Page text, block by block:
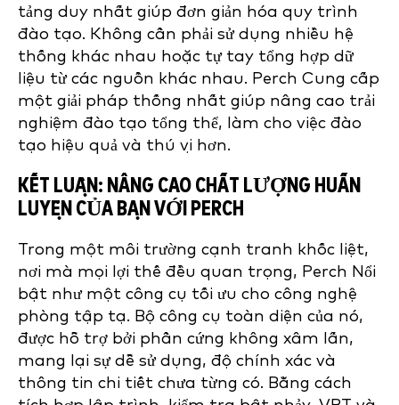
tảng duy nhất giúp đơn giản hóa quy trình
đào tạo. Không cần phải sử dụng nhiều hệ
thống khác nhau hoặc tự tay tổng hợp dữ
liệu từ các nguồn khác nhau. Perch Cung cấp
một giải pháp thống nhất giúp nâng cao trải
nghiệm đào tạo tổng thể, làm cho việc đào
tạo hiệu quả và thú vị hơn.
KẾT LUẬN: NÂNG CAO CHẤT LƯỢNG HUẤN
LUYỆN CỦA BẠN VỚI PERCH
Trong một môi trường cạnh tranh khốc liệt,
nơi mà mọi lợi thế đều quan trọng, Perch Nổi
bật như một công cụ tối ưu cho công nghệ
phòng tập tạ. Bộ công cụ toàn diện của nó,
được hỗ trợ bởi phần cứng không xâm lấn,
mang lại sự dễ sử dụng, độ chính xác và
thông tin chi tiết chưa từng có. Bằng cách